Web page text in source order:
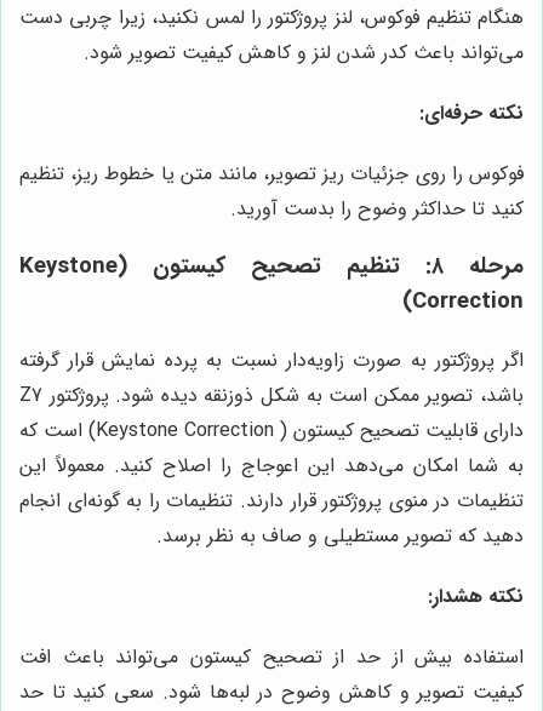
هنگام تنظیم فوکوس، لنز پروژکتور را لمس نکنید، زیرا چربی دست
می‌تواند باعث کدر شدن لنز و کاهش کیفیت تصویر شود.
نکته حرفه‌ای:
فوکوس را روی جزئیات ریز تصویر، مانند متن یا خطوط ریز، تنظیم
کنید تا حداکثر وضوح را بدست آورید.
مرحله ۸: تنظیم تصحیح کیستون (Keystone
Correction)
اگر پروژکتور به صورت زاویه‌دار نسبت به پرده نمایش قرار گرفته
باشد، تصویر ممکن است به شکل ذوزنقه دیده شود. پروژکتور Z7
دارای قابلیت تصحیح کیستون ( Keystone Correction) است که
به شما امکان می‌دهد این اعوجاج را اصلاح کنید. معمولاً این
تنظیمات در منوی پروژکتور قرار دارند. تنظیمات را به گونه‌ای انجام
دهید که تصویر مستطیلی و صاف به نظر برسد.
نکته هشدار:
استفاده بیش از حد از تصحیح کیستون می‌تواند باعث افت
کیفیت تصویر و کاهش وضوح در لبه‌ها شود. سعی کنید تا حد